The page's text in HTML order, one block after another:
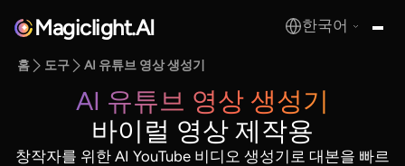
Magiclight.AI 한국어
홈 도구 AI 유튜브 영상 생성기
AI 유튜브 영상 생성기
바이럴 영상 제작용
창작자를 위한 AI YouTube 비디오 생성기로 대본을 빠르